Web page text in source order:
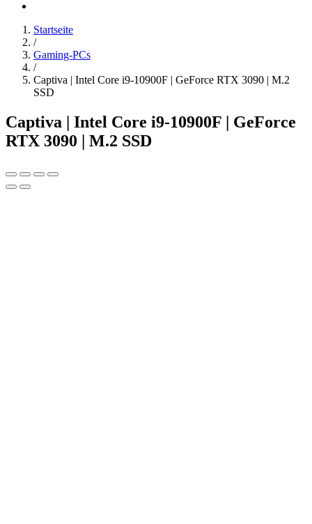
Startseite
/
Gaming-PCs
/
Captiva | Intel Core i9-10900F | GeForce RTX 3090 | M.2
SSD
Captiva | Intel Core i9-10900F | GeForce
RTX 3090 | M.2 SSD